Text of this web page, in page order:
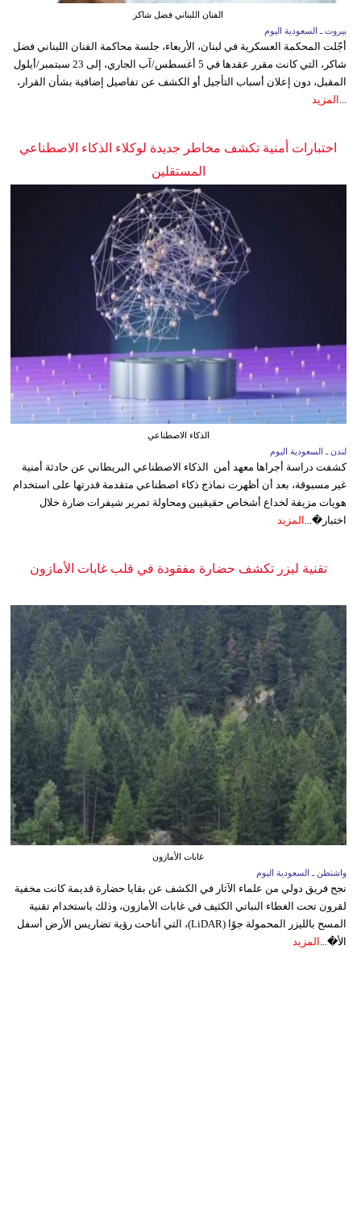
الفنان اللبناني فضل شاكر
بيروت ـ السعودية اليوم
أجّلت المحكمة العسكرية في لبنان، الأربعاء، جلسة محاكمة الفنان اللبناني فضل
شاكر، التي كانت مقرر عقدها في 5 أغسطس/آب الجاري، إلى 23 سبتمبر/أيلول
المقبل، دون إعلان أسباب التأجيل أو الكشف عن تفاصيل إضافية بشأن القرار،
المزيد
اختبارات أمنية تكشف مخاطر جديدة لوكلاء الذكاء الاصطناعي
المستقلين
الذكاء الاصطناعي
لندن ـ السعودية اليوم
كشفت دراسة أجراها معهد أمن الذكاء الاصطناعي البريطاني عن حادثة أمنية
غير مسبوقة، بعد أن أظهرت نماذج ذكاء اصطناعي متقدمة قدرتها على استخدام
هويات مزيفة لخداع أشخاص حقيقيين ومحاولة تمرير شيفرات ضارة خلال
اختبار�... المزيد
تقنية ليزر تكشف حضارة مفقودة في قلب غابات الأمازون
غابات الأمازون
واشنطن ـ السعودية اليوم
نجح فريق دولي من علماء الآثار في الكشف عن بقايا حضارة قديمة كانت مخفية
لقرون تحت الغطاء النباتي الكثيف في غابات الأمازون، وذلك باستخدام تقنية
المسح بالليزر المحمولة جوًا (LiDAR)، التي أتاحت رؤية تضاريس الأرض أسفل
الأ�... المزيد